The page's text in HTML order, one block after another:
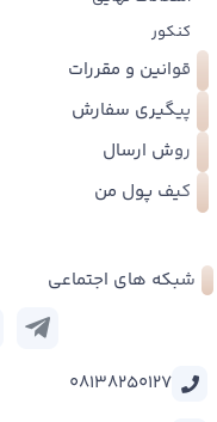
کنکور
قوانین و مقررات
پیگیری سفارش
روش ارسال
کیف پول من
شبکه های اجتماعی
08138250127